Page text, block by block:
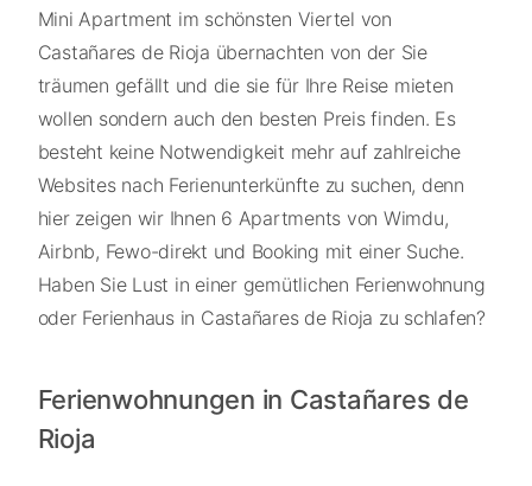
Mini Apartment im schönsten Viertel von
Castañares de Rioja übernachten von der Sie
träumen gefällt und die sie für Ihre Reise mieten
wollen sondern auch den besten Preis finden. Es
besteht keine Notwendigkeit mehr auf zahlreiche
Websites nach Ferienunterkünfte zu suchen, denn
hier zeigen wir Ihnen 6 Apartments von Wimdu,
Airbnb, Fewo-direkt und Booking mit einer Suche.
Haben Sie Lust in einer gemütlichen Ferienwohnung
oder Ferienhaus in Castañares de Rioja zu schlafen?
Ferienwohnungen in Castañares de
Rioja